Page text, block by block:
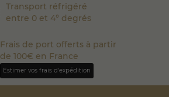
Transport réfrigéré
entre 0 et 4° degrés
Frais de port offerts à partir
de 100€ en France
Estimer vos frais d'expédition